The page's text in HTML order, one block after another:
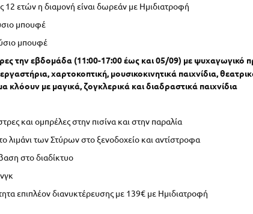
12 ετών η διαμονή είναι δωρεάν με Ημιδιατροφή
μπουφέ
μπουφέ
την εβδομάδα (11:00-17:00 έως και 05/09) με
χαρτοκοπτική, μουσικοκινητικά παιχνίδια,
κλόουν με μαγικά, ζογκλερικά και διαδραστικά παιχνίδια
και ομπρέλες στην πισίνα και στην παραλία
λιμάνι των Στύρων στο ξενοδοχείο και αντίστροφα
στο διαδίκτυο
επιπλέον διανυκτέρευσης με 139€ με Ημιδιατροφή